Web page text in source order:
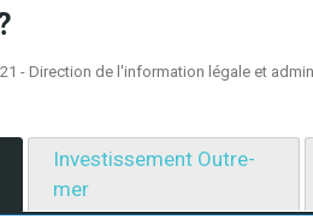
- Direction de l'information légale et
Investissement Outre-
mer